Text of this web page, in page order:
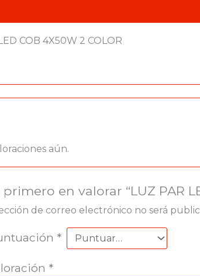
COB 4X50W 2 COLOR
aún.
primero en valorar “LUZ PAR
de correo electrónico no será
*
*